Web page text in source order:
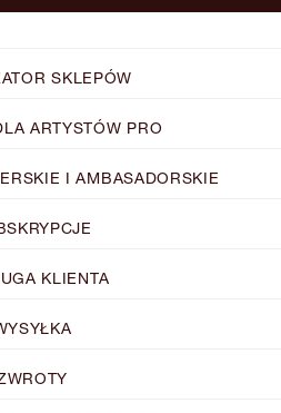
SKLEPÓW
ARTYSTÓW PRO
I AMBASADORSKIE
KLIENTA